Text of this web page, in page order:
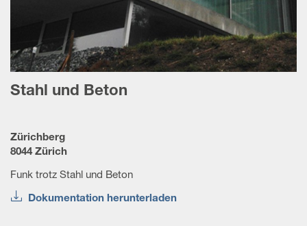
Stahl und Beton
Zürichberg
8044 Zürich
Funk trotz Stahl und Beton
Dokumentation herunterladen